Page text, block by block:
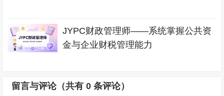
JYPC财政管理师——系统掌握公共资
金与企业财税管理能力
留言与评论（共有0 条评论）